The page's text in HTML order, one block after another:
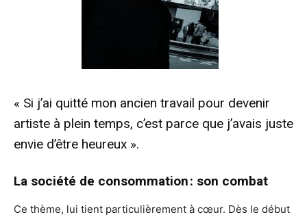
« Si j’ai quitté mon ancien travail pour devenir
artiste à plein temps, c’est parce que j’avais juste
envie d’être heureux ».
La société de consommation : son combat
Ce thème, lui tient particulièrement à cœur. Dès le début